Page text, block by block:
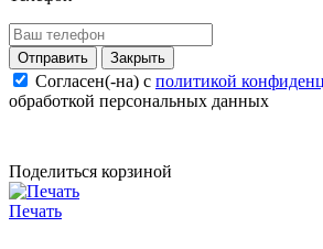
Закрыть
Согласен(-на) c политикой
обработкой персональных данных
Поделиться корзиной
Печать